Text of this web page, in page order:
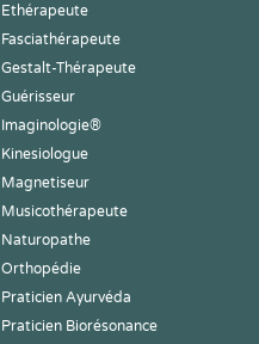
Ethérapeute
Fasciathérapeute
Gestalt-Thérapeute
Guérisseur
Imaginologie®
Kinesiologue
Magnetiseur
Musicothérapeute
Naturopathe
Orthopédie
Praticien Ayurvéda
Praticien Biorésonance